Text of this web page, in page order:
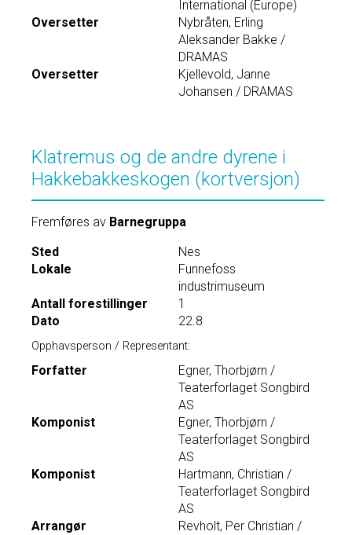
International (Europe)
Oversetter
Nybråten, Erling
Aleksander Bakke /
DRAMAS
Oversetter
Kjellevold, Janne
Johansen / DRAMAS
Klatremus og de andre dyrene i
Hakkebakkeskogen (kortversjon)
Fremføres av Barnegruppa
Sted
Nes
Lokale
Funnefoss
industrimuseum
Antall forestillinger
1
Dato
22.8
Opphavsperson / Representant:
Forfatter
Egner, Thorbjørn /
Teaterforlaget Songbird
AS
Komponist
Egner, Thorbjørn /
Teaterforlaget Songbird
AS
Komponist
Hartmann, Christian /
Teaterforlaget Songbird
AS
Arrangør
Revholt, Per Christian /